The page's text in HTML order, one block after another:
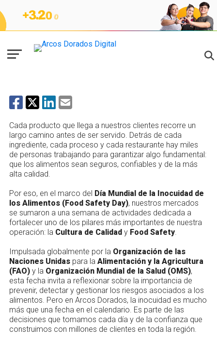
NOTICIAS
Food Safety Day en Arcos Dorados:
Cada producto que llega a nuestros clientes recorre un
largo camino antes de ser servido. Detrás de cada
ingrediente, cada proceso y cada restaurante hay miles
de personas trabajando para garantizar algo fundamental:
que los alimentos sean seguros, confiables y de la más
alta calidad.
Por eso, en el marco del Día Mundial de la Inocuidad de
los Alimentos (Food Safety Day), nuestros mercados
se sumaron a una semana de actividades dedicada a
fortalecer uno de los pilares más importantes de nuestra
operación: la Cultura de Calidady Food Safety.
Impulsada globalmente por la Organización de las
Naciones Unidaspara la Alimentación y la Agricultura
(FAO)y la Organización Mundial de la Salud (OMS),
esta fecha invita a reflexionar sobre la importancia de
prevenir, detectar y gestionar los riesgos asociados a los
alimentos. Pero en Arcos Dorados, la inocuidad es mucho
más que una fecha en el calendario. Es parte de las
decisiones que tomamos cada día y de la confianza que
construimos con millones de clientes en toda la región.